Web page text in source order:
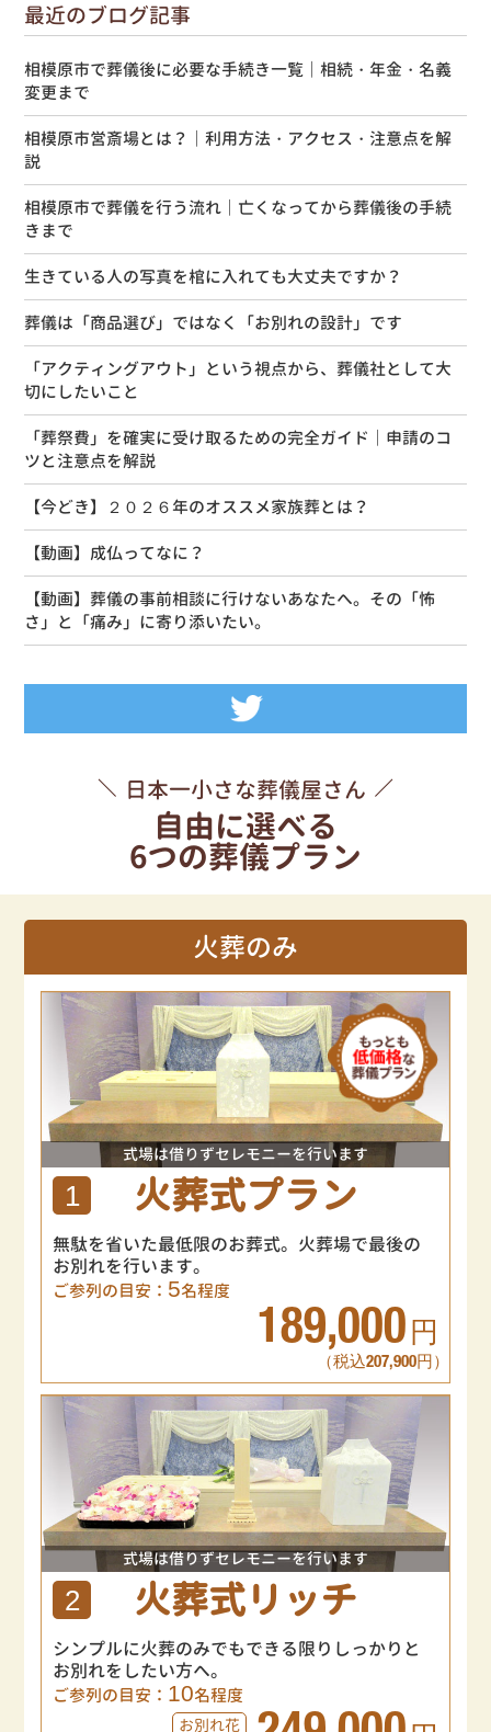
最近のブログ記事
相模原市で葬儀後に必要な手続き一覧｜相続・年金・名義
変更まで
相模原市営斎場とは？｜利用方法・アクセス・注意点を解
説
相模原市で葬儀を行う流れ｜亡くなってから葬儀後の手続
きまで
生きている人の写真を棺に入れても大丈夫ですか？
葬儀は「商品選び」ではなく「お別れの設計」です
「アクティングアウト」という視点から、葬儀社として大
切にしたいこと
「葬祭費」を確実に受け取るための完全ガイド｜申請のコ
ツと注意点を解説
【今どき】２０２６年のオススメ家族葬とは？
【動画】成仏ってなに？
【動画】葬儀の事前相談に行けないあなたへ。その「怖
さ」と「痛み」に寄り添いたい。
日本一小さな葬儀屋さん
自由に選べる
6つの葬儀プラン
火葬のみ
式場は借りずセレモニーを行います
1 火葬式プラン
無駄を省いた最低限のお葬式。火葬場で最後の
お別れを行います。
ご参列の目安： 5名程度
189,000 円
（税込207,900円）
式場は借りずセレモニーを行います
2 火葬式リッチ
シンプルに火葬のみでもできる限りしっかりと
お別れをしたい方へ。
ご参列の目安： 10名程度
お別れ花